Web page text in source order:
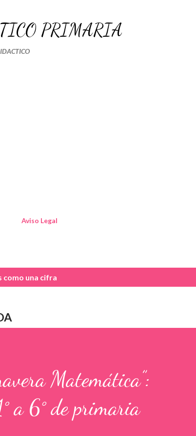
PRIMARIA
Aviso Legal
como una cifra
Matemática”:
a 6° de primaria